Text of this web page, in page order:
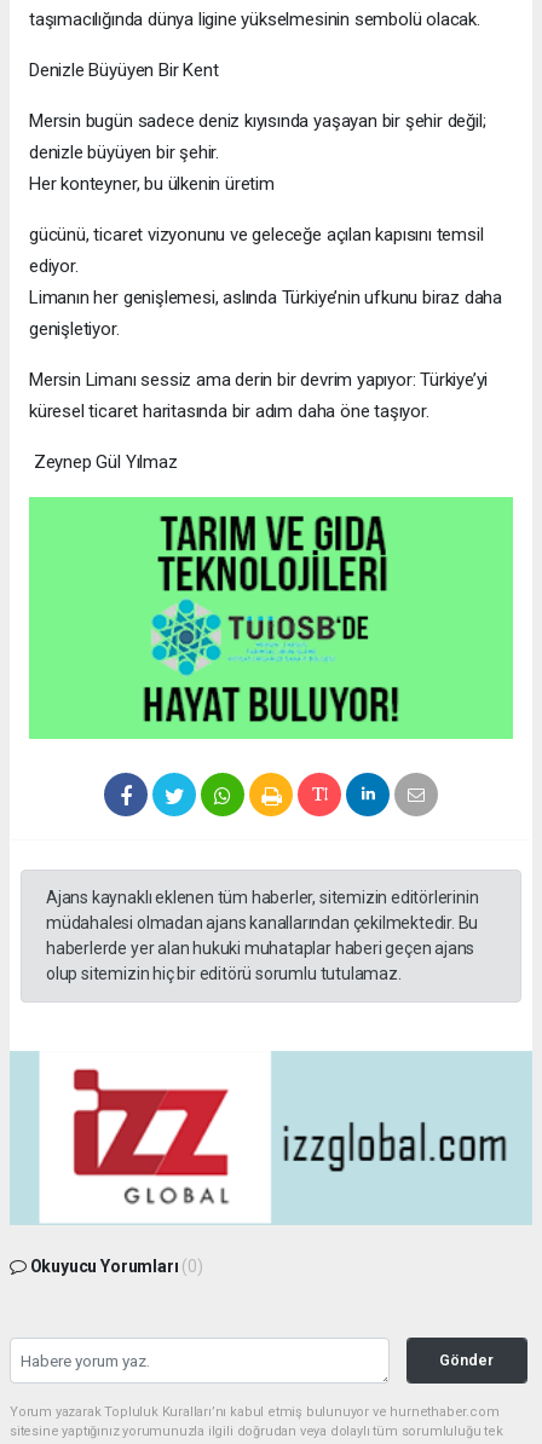
taşımacılığında dünya ligine yükselmesinin sembolü olacak.
Denizle Büyüyen Bir Kent
Mersin bugün sadece deniz kıyısında yaşayan bir şehir değil;
denizle büyüyen bir şehir.
Her konteyner, bu ülkenin üretim
gücünü, ticaret vizyonunu ve geleceğe açılan kapısını temsil
ediyor.
Limanın her genişlemesi, aslında Türkiye’nin ufkunu biraz daha
genişletiyor.
Mersin Limanı sessiz ama derin bir devrim yapıyor: Türkiye’yi
küresel ticaret haritasında bir adım daha öne taşıyor.
Zeynep Gül Yılmaz
Ajans kaynaklı eklenen tüm haberler, sitemizin editörlerinin
müdahalesi olmadan ajans kanallarından çekilmektedir. Bu
haberlerde yer alan hukuki muhataplar haberi geçen ajans
olup sitemizin hiç bir editörü sorumlu tutulamaz.
Okuyucu Yorumları (0)
Gönder
Yorum yazarak Topluluk Kuralları’nı kabul etmiş bulunuyor ve hurnethaber.com
sitesine yaptığınız yorumunuzla ilgili doğrudan veya dolaylı tüm sorumluluğu tek